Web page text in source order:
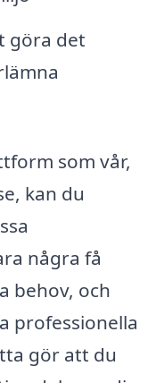
göra det
som vår,
kan du
några få
behov, och
professionella
gör att du